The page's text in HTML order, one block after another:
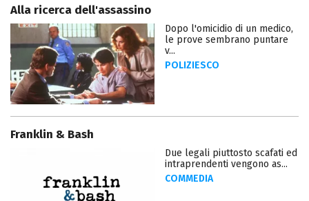
Alla ricerca dell'assassino
Dopo l'omicidio di un medico,
le prove sembrano puntare
v...
POLIZIESCO
Franklin & Bash
Due legali piuttosto scafati ed
intraprendenti vengono as...
COMMEDIA